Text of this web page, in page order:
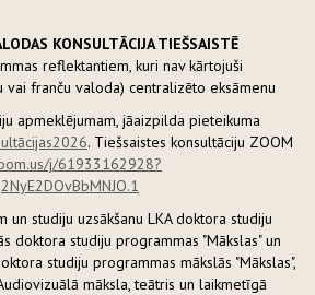
KONSULTĀCIJA TIEŠSAISTĒ
reflektantiem, kuri nav kārtojuši
vai franču valoda) centralizēto eksāmenu
apmeklējumam, jāaizpilda pieteikuma
. Tiešsaistes konsultāciju ZOOM
j/61933162928?
un studiju uzsākšanu LKA doktora studiju
doktora studiju programmas "Mākslas" un
studiju programmas mākslās "Mākslas",
māksla, teātris un laikmetīgā